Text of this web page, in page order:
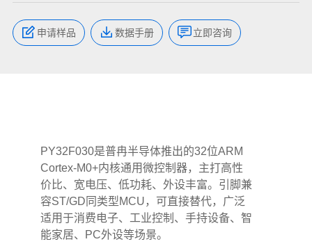
申请样品 数据手册 立即咨询
PY32F030是普冉半导体推出的32位ARM
Cortex-M0+内核通用微控制器，主打高性
价比、宽电压、低功耗、外设丰富。引脚兼
容ST/GD同类型MCU，可直接替代，广泛
适用于消费电子、工业控制、手持设备、智
能家居、PC外设等场景。